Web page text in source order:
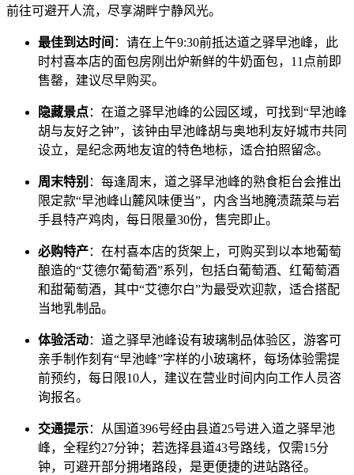
前往可避开人流，尽享湖畔宁静风光。
最佳到达时间 ：请在上午9:30前抵达道之驿早池峰，此
时村喜本店的面包房刚出炉新鲜的牛奶面包，11点前即
售罄，建议尽早购买。
隐藏景点：在道之驿早池峰的公园区域，可找到“早池峰
胡与友好之钟”，该钟由早池峰胡与奥地利友好城市共同
设立，是纪念两地友谊的特色地标，适合拍照留念。
周末特别 ：每逢周末，道之驿早池峰的熟食柜台会推出
限定款“早池峰山麓风味便当”，内含当地腌渍蔬菜与岩
手县特产鸡肉，每日限量30份，售完即止。
必购特产：在村喜本店的货架上，可购买到以本地葡萄
酿造的“艾德尔葡萄酒”系列，包括白葡萄酒、红葡萄酒
和甜葡萄酒，其中“艾德尔白”为最受欢迎款，适合搭配
当地乳制品。
体验活动：道之驿早池峰设有玻璃制品体验区，游客可
亲手制作刻有“早池峰”字样的小玻璃杯，每场体验需提
前预约，每日限10人，建议在营业时间内向工作人员咨
询报名。
交通提示：从国道396号经由县道25号进入道之驿早池
峰，全程约27分钟；若选择县道43号路线，仅需15分
钟，可避开部分拥堵路段，是更便捷的进站路径。